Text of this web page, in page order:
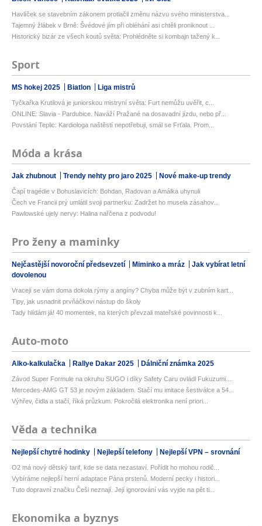
Havlíček se stavebním zákonem protlačil změnu názvu svého ministerstva...
Tajemný žlábek v Brně: Švédové jím při obléhání asi chtěli proniknout ...
Historický bizár ze všech koutů světa: Prohlédněte si kombajn tažený k...
Sport
MS hokej 2025 Biatlon Liga mistrů
Tyčkařka Krutilová je juniorskou mistryní světa: Furt nemůžu uvěřit, c...
ONLINE: Slavia - Pardubice. Naváží Pražané na dosavadní jízdu, nebo př...
Povstání Teplic: Kardiologa naštěstí nepotřebuji, smál se Frťala. Prom...
Móda a krása
Jak zhubnout Trendy nehty pro jaro 2025 Nové make-up trendy
Čapí tragédie v Bohuslavicích: Bohdan, Radovan a Amálka uhynuli
Čech ve Francii prý umlátil svoji partnerku: Zadržet ho musela zásahov...
Pawlowské ujely nervy: Halina nařčena z podvodu!
Pro ženy a maminky
Nejčastější novoroční předsevzetí Miminko a mráz
Jak vybírat letní
dovolenou
Vracejí se vám doma dokola rýmy a angíny? Chyba může být v zubním kart...
Tipy, jak usnadnit prvňáčkovi nástup do školy
Tady hlídám já! 40 momentek, na kterých převzali mateřské povinnosti k...
Auto-moto
Alko-kalkulačka Rallye Dakar 2025 Dálniční známka 2025
Závod Super Formule na okruhu SUGO i díky Safety Caru ovládl Fukuzumi....
Mercedes-AMG GT 53 je novým základem. Stačí mu imitace šestiválce a 54...
Výhřev, čidla a stačí, říká průzkum. Pokročilá elektronika není priori...
Věda a technika
Nejlepší chytré hodinky Nejlepší telefony Nejlepší VPN – srovnání
O2 má nový dětský tarif, kde se data nezastaví. Pořídit ho mohou rodič...
Vybíráme nejlepší herní adaptace Pána prstenů. Moderní pecky i histori...
Tuto dopravní značku Češi neznají. Její ignorování vás vyjde na pět ti...
Ekonomika a byznys